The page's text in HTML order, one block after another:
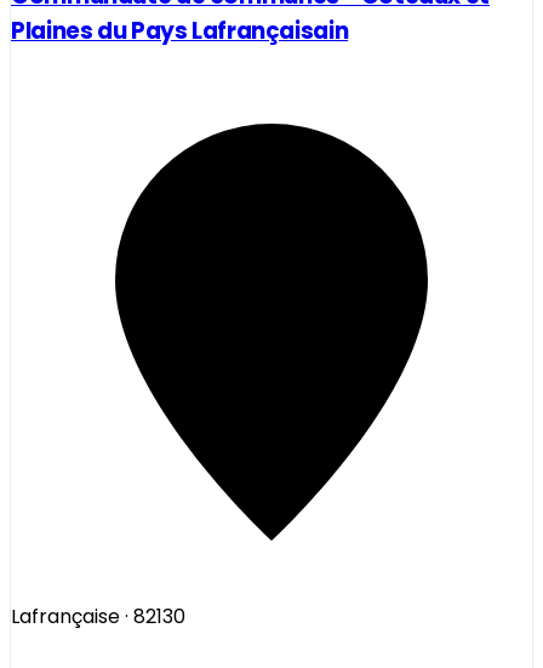
Plaines du Pays Lafrançaisain
Lafrançaise· 82130